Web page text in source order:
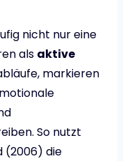
nicht nur eine
als aktive
markieren
So nutzt
(2006) die